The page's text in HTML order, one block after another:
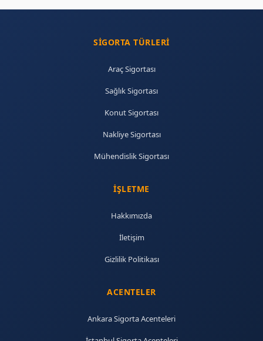
SIGORTA TÜRLERI
Araç Sigortası
Sağlık Sigortası
Konut Sigortası
Nakliye Sigortası
Mühendislik Sigortası
İŞLETME
Hakkımızda
İletişim
Gizlilik Politikası
ACENTELER
Ankara Sigorta Acenteleri